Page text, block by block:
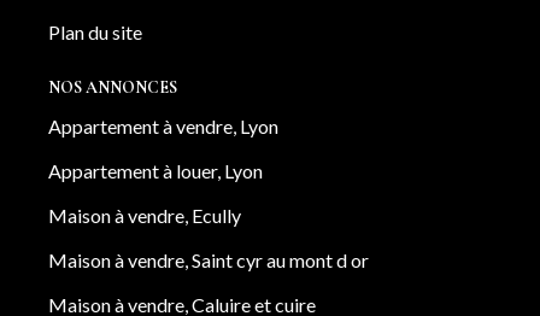
Plan du site
NOS ANNONCES
Appartement à vendre, Lyon
Appartement à louer, Lyon
Maison à vendre, Ecully
Maison à vendre, Saint cyr au mont d or
Maison à vendre, Caluire et cuire